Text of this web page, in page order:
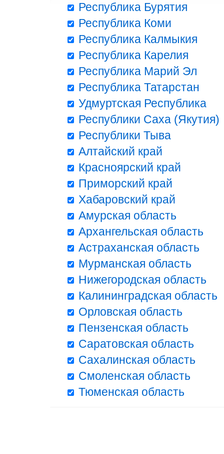
Республика Бурятия
Республика Коми
Республика Калмыкия
Республика Карелия
Республика Марий Эл
Республика Татарстан
Удмуртская Республика
Республики Саха (Якутия)
Республики Тыва
Алтайский край
Красноярский край
Приморский край
Хабаровский край
Амурская область
Архангельская область
Астраханская область
Мурманская область
Нижегородская область
Калининградская область
Орловская область
Пензенская область
Саратовская область
Сахалинская область
Смоленская область
Тюменская область